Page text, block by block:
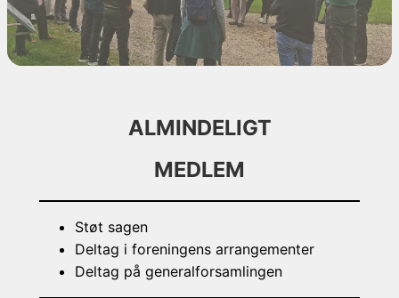
ALMINDELIGT
MEDLEM
Støt sagen
Deltag i foreningens arrangementer
Deltag på generalforsamlingen